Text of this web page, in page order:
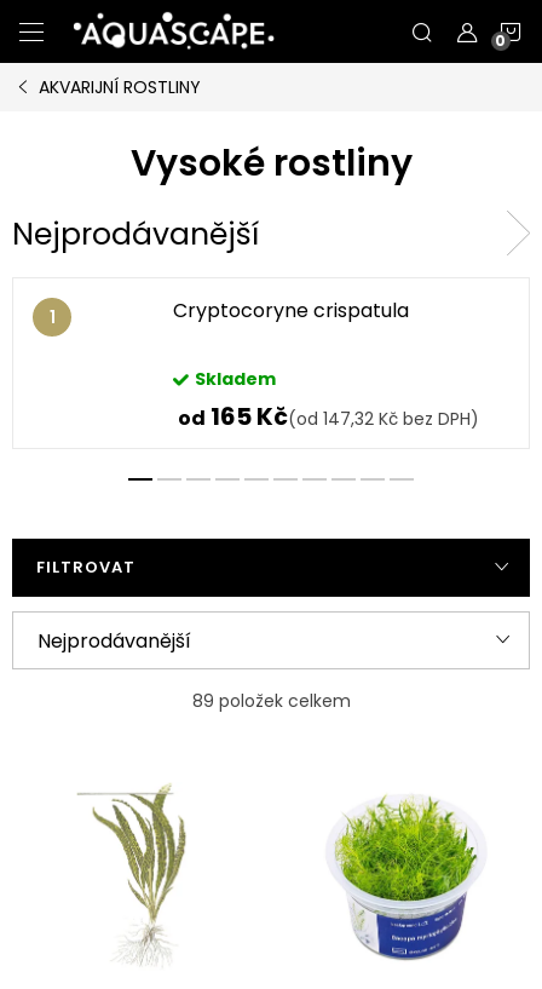
na
obsah
AKVARIJNÍ ROSTLINY
Vysoké rostliny
Nejprodávanější
Cryptocoryne crispatula
Skladem
od 165 Kč(od 147,32 Kč bez DPH)
FILTROVAT
a
Nejprodávanější
Abecedně
89 položek celkem